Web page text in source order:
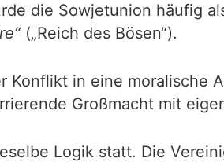
die Sowjetunion häufig
(„Reich des Bösen“).
Konflikt in eine moralische
Großmacht mit
Logik statt. Die